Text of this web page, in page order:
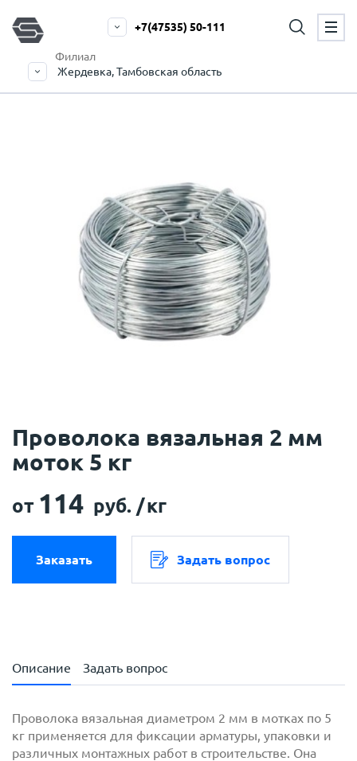
Филиал
Жердевка, Тамбовская область
+7(47535) 50-111
Проволока вязальная 2 мм
моток 5 кг
от 114 руб. /кг
Заказать Задать вопрос
Описание Задать вопрос
Проволока вязальная диаметром 2 мм в мотках по 5
кг применяется для фиксации арматуры, упаковки и
различных монтажных работ в строительстве. Она